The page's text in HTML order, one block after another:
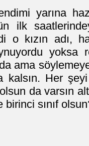
yarına
ilk
o kızın adı,
yoksa
ama
kalsın. Her
da varsın
birinci sınıf